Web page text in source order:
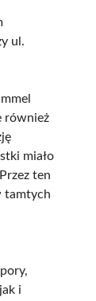
ul.
również
miało
ten
tamtych
i